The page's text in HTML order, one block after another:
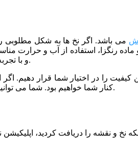
می باشد. اگر نخ ها به شکل مطلوبی
ماده رنگزا، استفاده از آب و
و با تجربه بر می آید. طرح کد 24 نیز توسط خبره ترین رنگرزها و با کیفیت عالی رنگرزی شده است.
کنار شما خواهیم بود. شما می توانید پس از اتمام کار بافت، برای مرحله شور و پرداخت تابلو فرش خود نیز با ما تماس بگیرید.
نخ و نقشه را دریافت کردید، اپلیکیشن